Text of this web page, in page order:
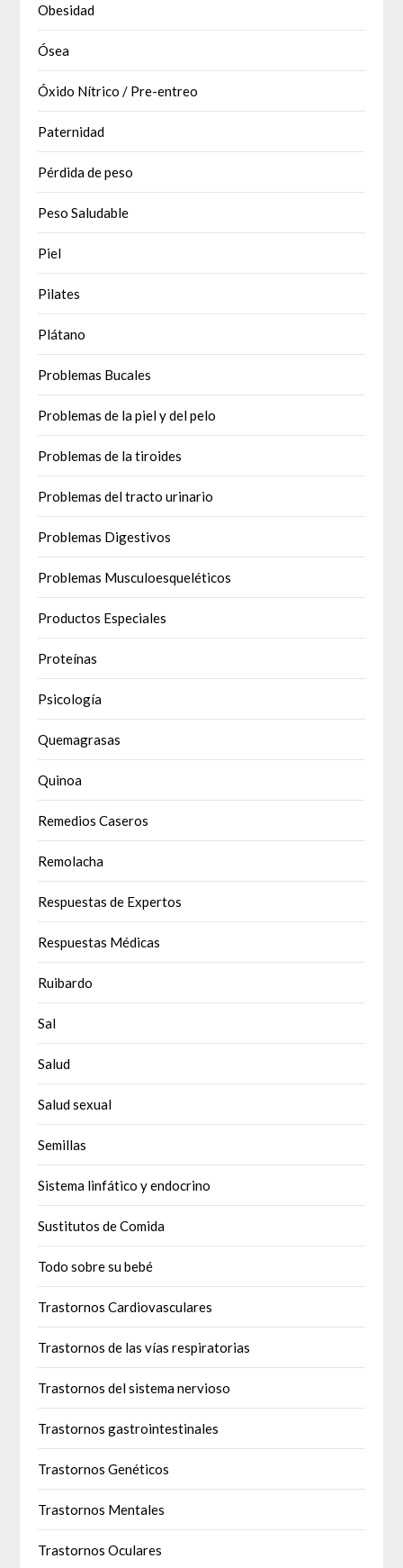
Obesidad
Ósea
Óxido Nítrico / Pre-entreo
Paternidad
Pérdida de peso
Peso Saludable
Piel
Pilates
Plátano
Problemas Bucales
Problemas de la piel y del pelo
Problemas de la tiroides
Problemas del tracto urinario
Problemas Digestivos
Problemas Musculoesqueléticos
Productos Especiales
Proteínas
Psicología
Quemagrasas
Quinoa
Remedios Caseros
Remolacha
Respuestas de Expertos
Respuestas Médicas
Ruibardo
Sal
Salud
Salud sexual
Semillas
Sistema linfático y endocrino
Sustitutos de Comida
Todo sobre su bebé
Trastornos Cardiovasculares
Trastornos de las vías respiratorias
Trastornos del sistema nervioso
Trastornos gastrointestinales
Trastornos Genéticos
Trastornos Mentales
Trastornos Oculares